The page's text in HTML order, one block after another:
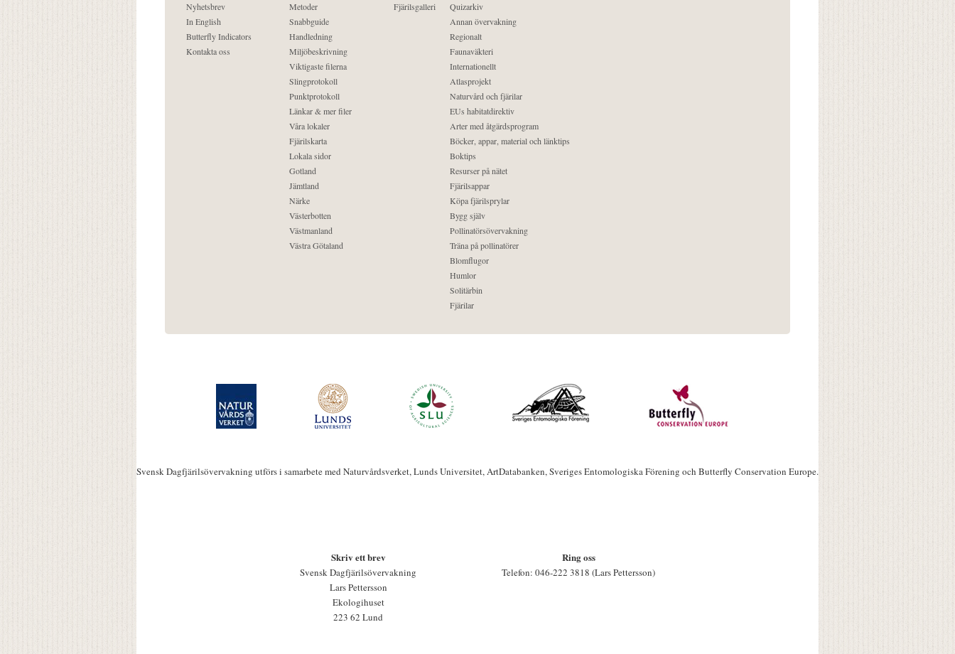
Nyhetsbrev
In English
Butterfly Indicators
Kontakta oss
Metoder
Snabbguide
Handledning
Miljöbeskrivning
Viktigaste filerna
Slingprotokoll
Punktprotokoll
Länkar & mer filer
Våra lokaler
Fjärilskarta
Lokala sidor
Gotland
Jämtland
Närke
Västerbotten
Västmanland
Västra Götaland
Fjärilsgalleri
Quizarkiv
Annan övervakning
Regionalt
Faunaväkteri
Internationellt
Atlasprojekt
Naturvård och fjärilar
EUs habitatdirektiv
Arter med åtgärdsprogram
Böcker, appar, material och länktips
Boktips
Resurser på nätet
Fjärilsappar
Köpa fjärilsprylar
Bygg själv
Pollinatörsövervakning
Träna på pollinatörer
Blomflugor
Humlor
Solitärbin
Fjärilar
Svensk Dagfjärilsövervakning utförs i samarbete med Naturvårdsverket, Lunds Universitet, ArtDatabanken, Sveriges Entomologiska Förening och Butterfly Conservation Europe.
Skriv ett brev
Svensk Dagfjärilsövervakning
Lars Pettersson
Ekologihuset
223 62 Lund
Ring oss
Telefon: 046-222 3818 (Lars Pettersson)